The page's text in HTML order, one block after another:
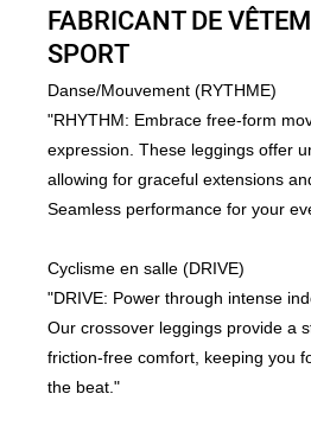
FABRICANT DE
SPORT
Danse/Mouvement (RYTHME)
"RHYTHM: Embrace free-form
expression. These leggings offer
allowing for graceful extensions
Seamless performance for your
Cyclisme en salle (DRIVE)
"DRIVE: Power through intense
Our crossover leggings provide a
friction-free comfort, keeping you
the beat."